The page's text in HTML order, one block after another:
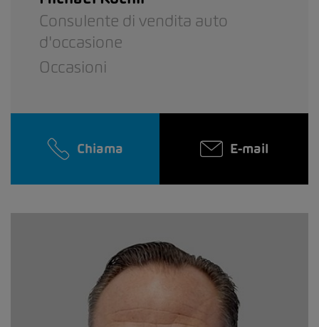
Consulente di vendita auto
d'occasione
Occasioni
Chiama E-mail